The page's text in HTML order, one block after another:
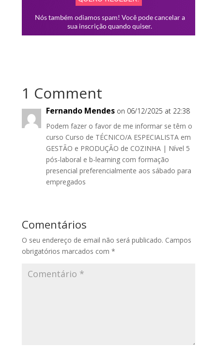
1 Comment
Fernando Mendes on 06/12/2025 at 22:38
Podem fazer o favor de me informar se têm o
curso Curso de TÉCNICO/A ESPECIALISTA em
GESTÃO e PRODUÇÃO de COZINHA | Nível 5
pós-laboral e b-learning com formação
presencial preferencialmente aos sábado para
empregados
Comentários
O seu endereço de email não será publicado. Campos
obrigatórios marcados com *